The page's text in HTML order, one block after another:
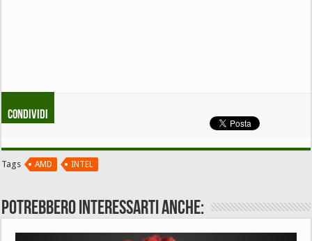
Condividi
Tags AMD INTEL
Potrebbero interessarti anche: